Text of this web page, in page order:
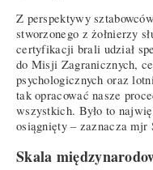
Z perspektywy
stworzonego z żołnierzy
certyfikacji brali udział
do Misji Zagranicznych,
psychologicznych oraz
tak opracować nasze
wszystkich. Było to
osiągnięty – zaznacza mjr
Skala